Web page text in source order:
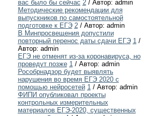
вас было бы сейчас 2/ Автор: admin
Методические рекомендации для
выпускников по самостоятельной
подготовке к ЕГЭ 2/ Автор: admin
В Минпросвещения допустили
повторный перенос даты сдачи ЕГЭ 1/
Автор: admin
ЕГЭ не отменят из-за коронавируса, но
проведут позже 1/ Автор: admin
Рособрнадзор будет выявлять
нарушения во время ЕГЭ 2020 с
помощью нейросетей 1/ Автор: admin
ФИПИ опубликовал проекты
контрольных измерительных
материалов ЕГЭ-2020, существенных